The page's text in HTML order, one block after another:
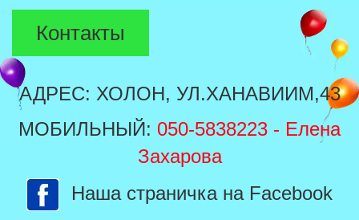
Контакты
АДРЕС: ХОЛОН, УЛ.ХАНАВИИМ,43
МОБИЛЬНЫЙ: 050-5838223 - Елена
Захарова
Наша страничка на Facebook